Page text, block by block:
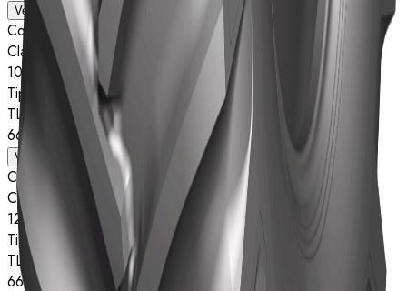
Ver detalhes
Composto
Classificação de estrelas
10
Tipo
TL
66×43.00-25
Ver detalhes
Composto
Classificação de estrelas
12
Tipo
TL
66×43.00-25